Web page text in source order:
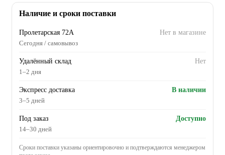
Наличие и сроки поставки
Пролетарская 72А
Нет в магазине
Сегодня / самовывоз
Удалённый склад
Нет
1–2 дня
Экспресс доставка
В наличии
3–5 дней
Под заказ
Доступно
14–30 дней
Сроки поставки указаны ориентировочно и подтверждаются менеджером